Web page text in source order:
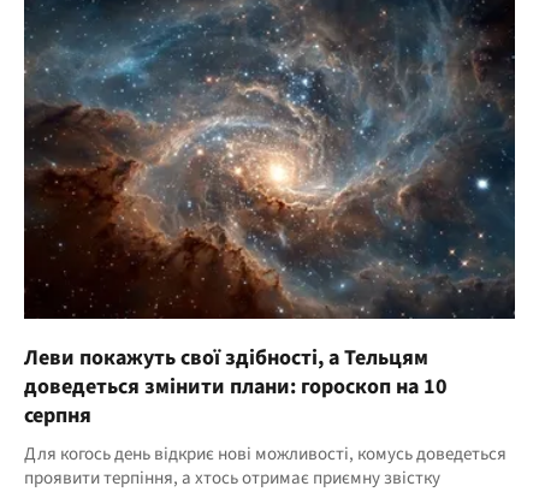
Леви покажуть свої здібності, а Тельцям
доведеться змінити плани: гороскоп на 10
серпня
Для когось день відкриє нові можливості, комусь доведеться
проявити терпіння, а хтось отримає приємну звістку